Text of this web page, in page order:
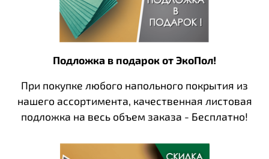
Подложка в подарок от ЭкоПол!
При покупке любого напольного покрытия из
нашего ассортимента, качественная листовая
подложка на весь объем заказа - Бесплатно!